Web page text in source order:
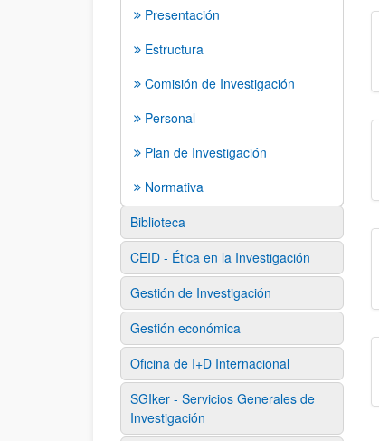
Presentación
Estructura
Comisión de Investigación
Personal
Plan de Investigación
Normativa
Biblioteca
CEID - Ética en la Investigación
Gestión de Investigación
Gestión económica
Oficina de I+D Internacional
SGIker - Servicios Generales de
Investigación